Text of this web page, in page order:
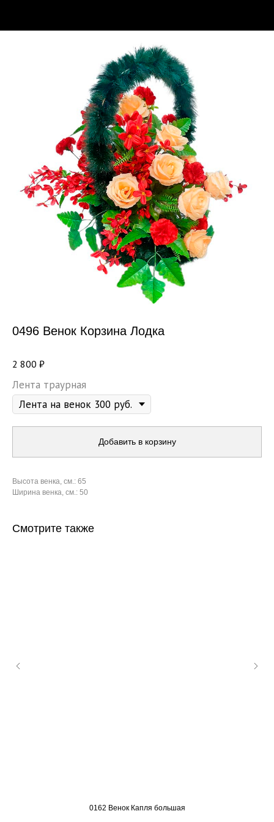
0496 Венок Корзина Лодка
2 800 ₽
Лента траурная
Добавить в корзину
Высота венка, см.: 65
Ширина венка, см.: 50
Смотрите также
0162 Венок Капля большая